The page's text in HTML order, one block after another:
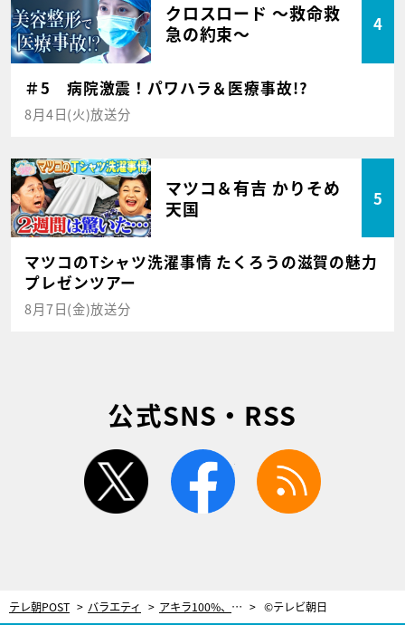
クロスロード ～救命救
急の約束～
4
＃5 病院激震！パワハラ＆医療事故!?
8月4日(火)放送分
マツコ＆有吉 かりそめ
天国
5
マツコのTシャツ洗濯事情 たくろうの滋賀の魅力
プレゼンツアー
8月7日(金)放送分
公式SNS・RSS
twitter facebook
テレ朝POST バラエティ アキラ100%、驚きの身体能力発揮！厳しい条件のなか新体操＆シンクロに挑戦！ ©テレビ朝日